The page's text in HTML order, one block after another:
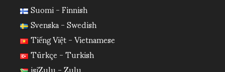
Suomi - Finnish
Svenska - Swedish
Tiếng Việt - Vietnamese
Türkçe - Turkish